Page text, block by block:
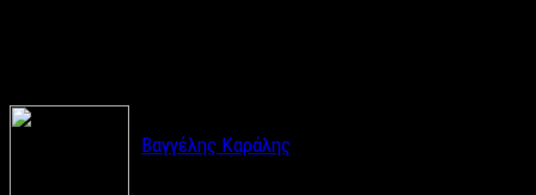
Βαγγέλης Καράλης